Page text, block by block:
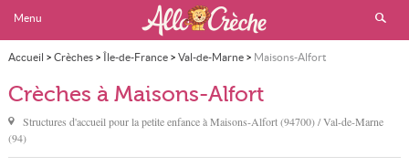
Menu
Accueil > Crèches> Île-de-France> Val-de-Marne> Maisons-Alfort
Crèches à Maisons-Alfort
Structures d'accueil pour la petite enfance àMaisons-Alfort(94700) / Val-de-Marne
(94)